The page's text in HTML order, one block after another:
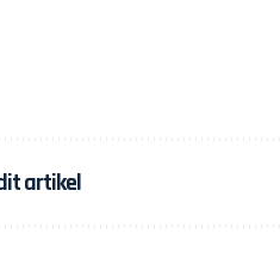
artikel